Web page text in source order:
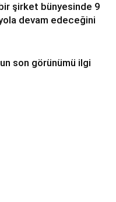
şirket bünyesinde 9
devam edeceğini
son görünümü ilgi